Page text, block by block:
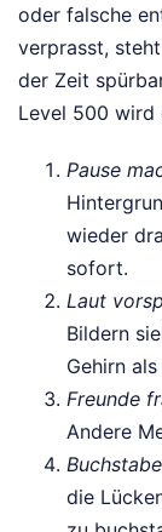
oder falsche
verprasst,
der Zeit
Level 500 wird
Pause
wieder
sofort.
Laut
Bildern
Gehirn
Freunde
Andere
die